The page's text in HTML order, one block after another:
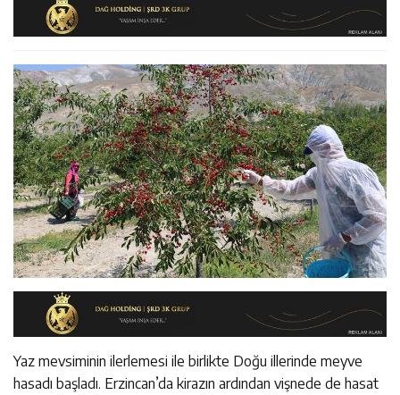
Düzenlendi
14:43 ETSO Başkan Adayı Süleyman Tan Üyelerle Buluştu
Yaz mevsiminin ilerlemesi ile birlikte Doğu illerinde meyve
hasadı başladı. Erzincan’da kirazın ardından vişnede de hasat